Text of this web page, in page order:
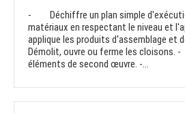
- Déchiffre un plan simple
matériaux en respectant le niveau
applique les produits d'assemblage
Démolit, ouvre ou ferme les
éléments de second œuvre. -...